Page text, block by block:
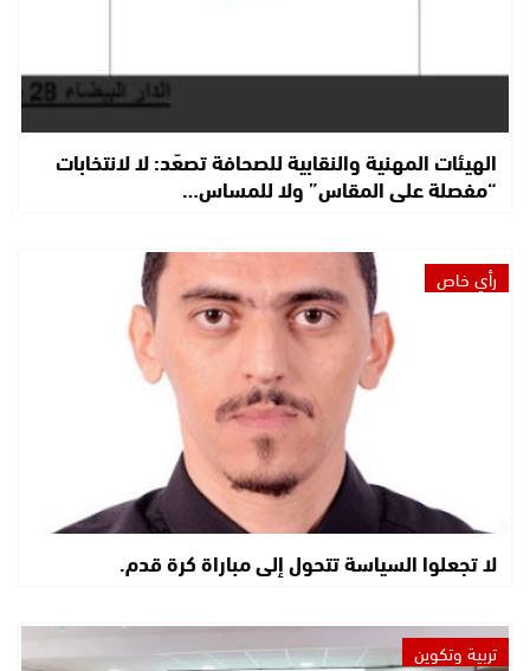
الهيئات المهنية والنقابية للصحافة تصعّد: لا لانتخابات
“مفصلة على المقاس” ولا للمساس…
رأي خاص
لا تجعلوا السياسة تتحول إلى مباراة كرة قدم.
تربية وتكوين